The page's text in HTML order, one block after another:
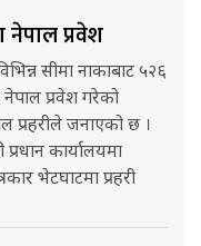
नेपाल प्रवेश
सीमा नाकाबाट ५२६
नेपाल प्रवेश गरेको
प्रहरीले जनाएको छ ।
प्रधान कार्यालयमा
भेटघाटमा प्रहरी